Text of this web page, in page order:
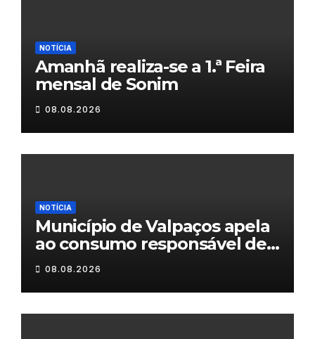
NOTÍCIA
Amanhã realiza-se a 1.ª Feira
mensal de Sonim
08.08.2026
NOTÍCIA
Município de Valpaços apela
ao consumo responsável de
água
08.08.2026